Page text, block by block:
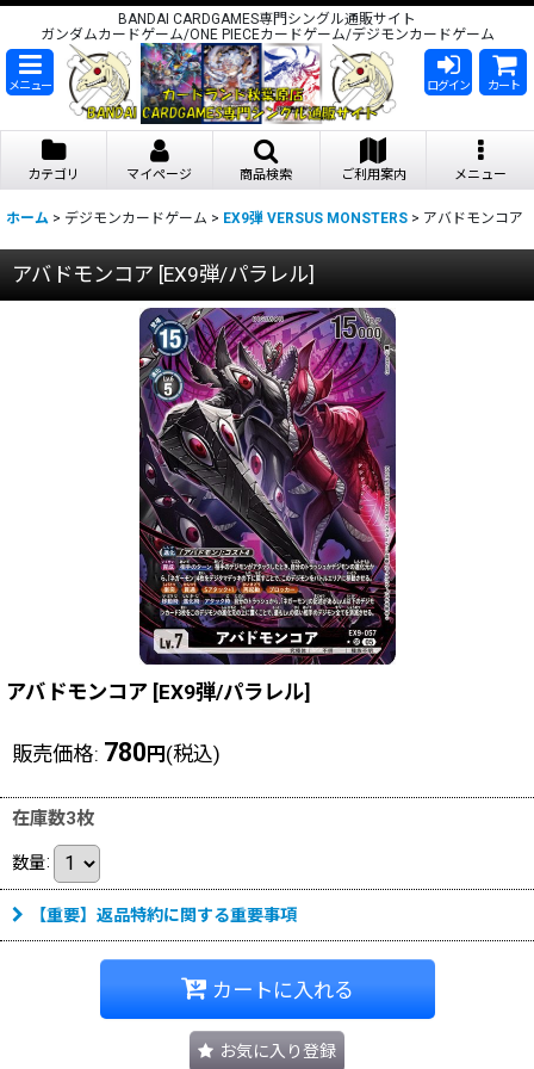
BANDAI CARDGAMES専門シングル通販サイト
ガンダムカードゲーム/ONE PIECEカードゲーム/デジモンカードゲーム
メニュー ログイン カート
カテゴリ マイページ 商品検索 ご利用案内 メニュー
ホーム > デジモンカードゲーム > EX9弾 VERSUS MONSTERS > アバドモンコア
アバドモンコア [EX9弾/パラレル]
アバドモンコア [EX9弾/パラレル]
販売価格: 780 円 (税込)
在庫数3枚
数量:
【重要】返品特約に関する重要事項
カートに入れる
お気に入り登録